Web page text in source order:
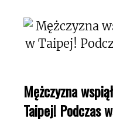
Mężczyzna
Taipej! Podczas